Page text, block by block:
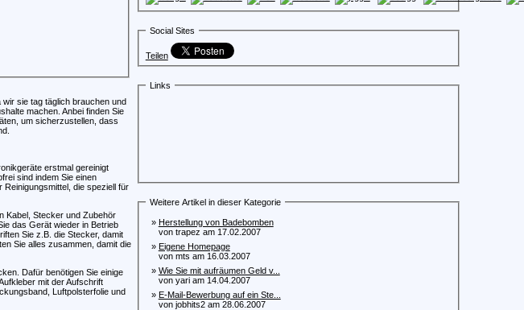
sie tag täglich brauchen und
machen. Anbei finden Sie
um sicherzustellen, dass
erstmal gereinigt
sind indem Sie einen
die speziell für
Kabel, Stecker und Zubehör
das Gerät wieder in Betrieb
Sie z.B. die Stecker, damit
Sie alles zusammen, damit die
Dafür benötigen Sie einige
mit der Aufschrift
Luftpolsterfolie und
Social Sites
Teilen
Links
Weitere Artikel in dieser Kategorie
» Herstellung von Badebomben
von trapez am 17.02.2007
» Eigene Homepage
von mts am 16.03.2007
» Wie Sie mit aufräumen Geld v...
von yari am 14.04.2007
» E-Mail-Bewerbung auf ein Ste...
von jobhits2 am 28.06.2007